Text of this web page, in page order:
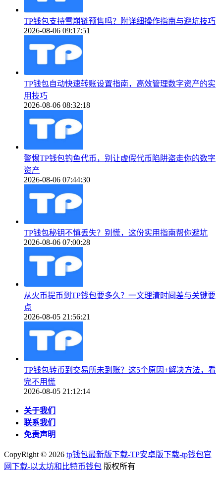
TP钱包支持雪崩链预售吗？附详细操作指南与避坑技巧
2026-08-06 09:17:51
TP钱包自动快速转账设置指南，高效管理数字资产的实
用技巧
2026-08-06 08:32:18
警惕TP钱包钓鱼代币，别让虚假代币陷阱盗走你的数字
资产
2026-08-06 07:44:30
TP钱包秘钥不慎丢失？别慌，这份实用指南帮你避坑
2026-08-06 07:00:28
从火币提币到TP钱包要多久？一文理清时间差与关键要
点
2026-08-05 21:56:21
TP钱包转币到交易所未到账？这5个原因+解决方法，看
完不用慌
2026-08-05 21:12:14
关于我们
联系我们
免责声明
CopyRight © 2026 tp钱包最新版下载-TP安卓版下载-tp钱包官
网下载-以太坊和比特币钱包 版权所有